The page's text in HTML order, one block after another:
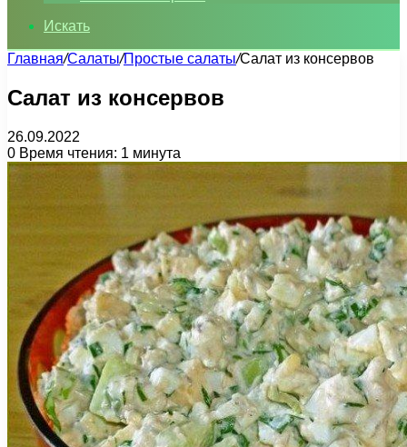
Искать
Главная/Салаты/Простые салаты/Салат из консервов
Салат из консервов
26.09.2022
0 Время чтения: 1 минута